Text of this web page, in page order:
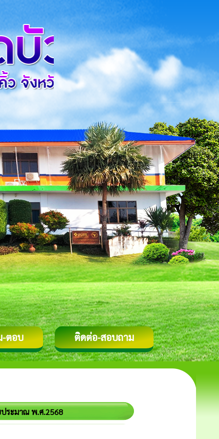
-ตอบ ติดต่อ-สอบถาม
ประมาณ พ.ศ.2568